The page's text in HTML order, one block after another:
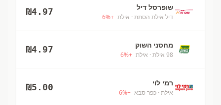
שופרסל דיל
דיל אילת הסתת · אילת +
6%
₪4.97
מחסני השוק
98 אילת · אילת +
6%
₪4.97
רמי לוי
אילת · כפר סבא +
6%
₪5.00